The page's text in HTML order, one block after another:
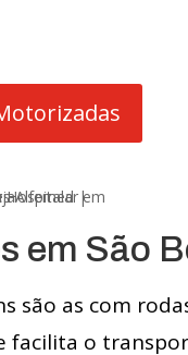
em São
são as com
facilita o